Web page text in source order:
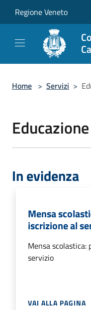
Regione Veneto
Home > Servizi >
In evidenza
Mensa
iscrizione al
Mensa
servizio
VAI ALLA PAGINA